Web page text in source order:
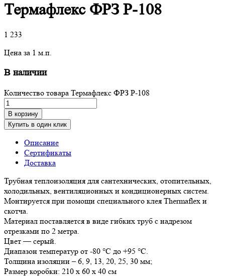
Термафлекс ФРЗ P-108
1 233
Цена за 1 м.п.
В наличии
Количество товара Термафлекс ФРЗ P-108
В корзину
Купить в один клик
Описание
Сертификаты
Доставка
Трубная теплоизоляция для сантехнических, отопительных,
холодильных, вентиляционных и кондиционерных систем.
Монтируется при помощи специального клея Thermaflex и
скотча.
Материал поставляется в виде гибких труб с надрезом
отрезками по 2 метра.
Цвет — серый.
Диапазон температур от -80 °С до +95 °С.
Толщина изоляции – 6, 9, 13, 20, 25, 30 мм;
Размер коробки: 210 х 60 х 40 см